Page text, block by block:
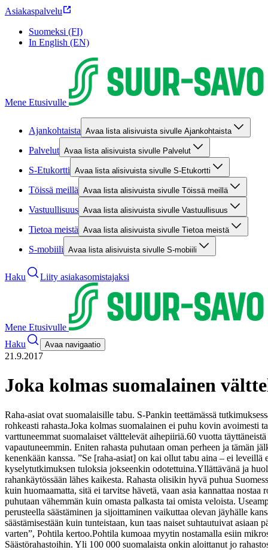
Asiakaspalvelu
Suomeksi (FI)
In English (EN)
Mene Etusivulle
Ajankohtaista Avaa lista alisivuista sivulle Ajankohtaista
Palvelut Avaa lista alisivuista sivulle Palvelut
S-Etukortti Avaa lista alisivuista sivulle S-Etukortti
Töissä meillä Avaa lista alisivuista sivulle Töissä meillä
Vastuullisuus Avaa lista alisivuista sivulle Vastuullisuus
Tietoa meistä Avaa lista alisivuista sivulle Tietoa meistä
S-mobiili Avaa lista alisivuista sivulle S-mobiili
Haku Liity asiakasomistajaksi
Mene Etusivulle
Haku
Avaa navigaatio
21.9.2017
Joka kolmas suomalainen
Raha-asiat ovat suomalaisille tabu. S-Pankin teettämässä
rohkeasti rahasta.Joka kolmas suomalainen ei puhu kovin avoimesti
varttuneemmat suomalaiset välttelevät aihepiiriä.60 vuotta
vapautuneemmin. Eniten rahasta puhutaan oman perheen ja tämän
kenenkään kanssa. ”Se [raha-asiat] on kai ollut tabu aina – ei
kyselytutkimuksen tuloksia jokseenkin odotettuina.Yllättävänä ja
rahankäytössään lähes kaikesta. Rahasta olisikin hyvä puhua
kuin huomaamatta, sitä ei tarvitse hävetä, vaan asia kannattaa nostaa
puhutaan vähemmän kuin omasta palkasta tai omista veloista.
perusteella säästäminen ja sijoittaminen vaikuttaa olevan jäyhälle
säästämisestään kuin tunteistaan, kun taas naiset suhtautuivat asiaan
varten”, Pohtila kertoo.Pohtila kumoaa myytin nostamalla esiin
Säästörahastoihin. Yli 100 000 suomalaista onkin aloittanut jo